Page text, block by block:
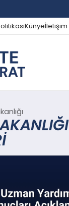
Künyeİletişim